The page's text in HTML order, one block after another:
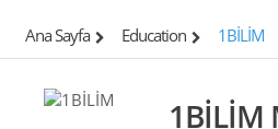
Ana Sayfa Education 1BİLİM
1BİLİM